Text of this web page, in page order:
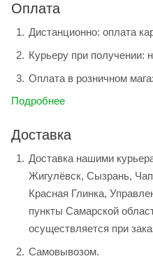
Оплата
Дистанционно: оплата
Курьеру при получении:
Оплата в розничном
Подробнее
Доставка
Доставка нашими
Жигулёвск, Сызрань,
Красная Глинка,
пункты Самарской
осуществляется при
Самовывозом.